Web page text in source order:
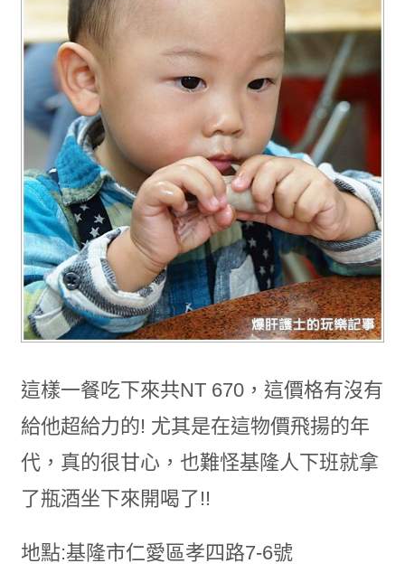
這樣一餐吃下來共NT 670，這價格有沒有
給他超給力的! 尤其是在這物價飛揚的年
代，真的很甘心，也難怪基隆人下班就拿
了瓶酒坐下來開喝了!!
地點:基隆市仁愛區孝四路7-6號